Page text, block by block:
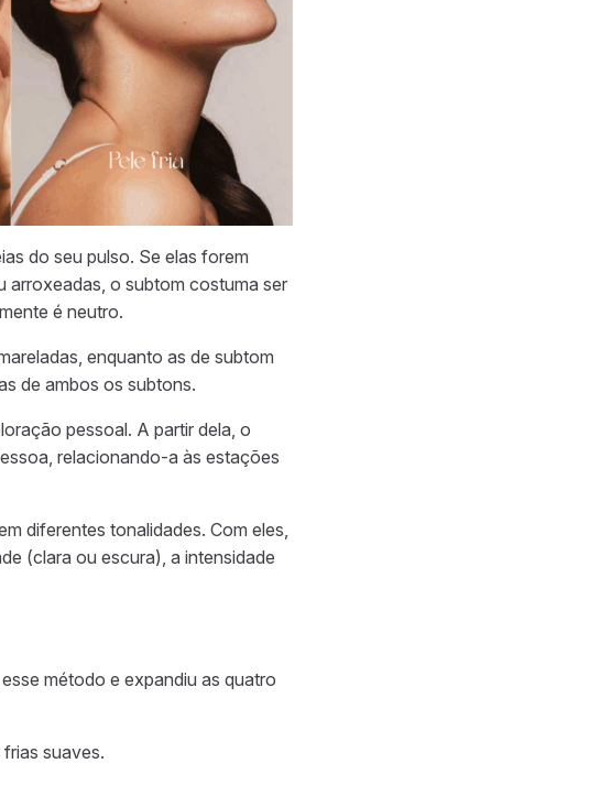
do seu pulso. Se elas forem
arroxeadas, o subtom costuma ser
é neutro.
enquanto as de subtom
de ambos os subtons.
pessoal. A partir dela, o
relacionando-a às estações
diferentes tonalidades. Com eles,
(clara ou escura), a intensidade
método e expandiu as quatro
suaves.